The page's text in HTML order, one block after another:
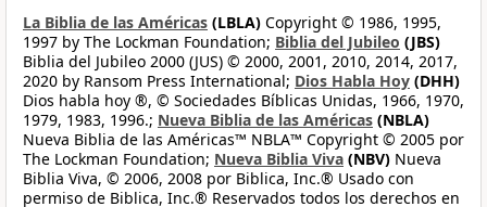
La Biblia de las Américas (LBLA) Copyright © 1986, 1995,
1997 by The Lockman Foundation; Biblia del Jubileo (JBS)
Biblia del Jubileo 2000 (JUS) © 2000, 2001, 2010, 2014, 2017,
2020 by Ransom Press International; Dios Habla Hoy (DHH)
Dios habla hoy ®, © Sociedades Bíblicas Unidas, 1966, 1970,
1979, 1983, 1996.; Nueva Biblia de las Américas (NBLA)
Nueva Biblia de las Américas™ NBLA™ Copyright © 2005 por
The Lockman Foundation; Nueva Biblia Viva (NBV) Nueva
Biblia Viva, © 2006, 2008 por Biblica, Inc.® Usado con
permiso de Biblica, Inc.® Reservados todos los derechos en